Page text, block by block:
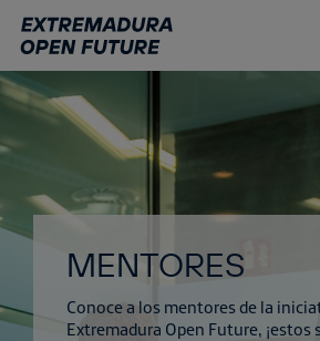
contenido
principal
MENTORES
Conoce a los mentores de la
Extremadura Open Future, ¡estos